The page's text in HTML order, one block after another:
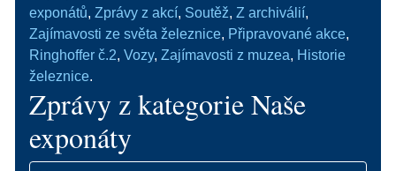
exponátů,Zprávy z akcí, Soutěž,Z archiválií,
Zajímavosti ze světa železnice, Připravované akce,
Ringhoffer č.2,Vozy,Zajímavosti z muzea, Historie
železnice.
Zprávy z kategorie Naše
exponáty